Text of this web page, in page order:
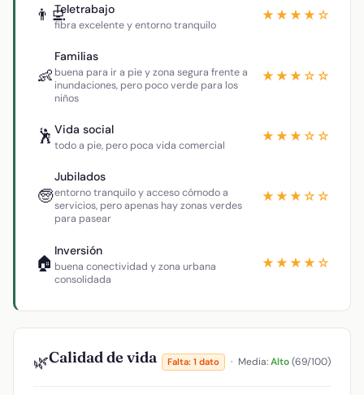
👨‍💻Teletrabajo
fibra excelente y entorno tranquilo
★★★★☆
👶
Familias
buena para ir a pie y zona segura frente a
inundaciones, pero poco verde para los
niños
★★★☆☆
🕺 Vida social
todo a pie, pero poca vida comercial
★★★☆☆
🧓
Jubilados
entorno tranquilo y acceso cómodo a
servicios, pero apenas hay zonas verdes
para pasear
★★★☆☆
🏠
Inversión
buena conectividad y zona urbana
consolidada
★★★★☆
🌿Calidad de vida Falta: 1 dato · Media:Alto(69/100)